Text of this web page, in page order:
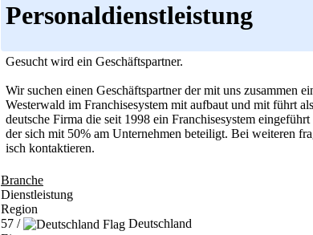
Personaldienstleistung
Gesucht wird ein Geschäftspartner.
Wir suchen einen Geschäftspartner der mit uns zusammen
Westerwald im Franchisesystem mit aufbaut und mit führt
deutsche Firma die seit 1998 ein Franchisesystem
der sich mit 50% am Unternehmen beteiligt. Bei weiteren
isch kontaktieren.
Branche
Dienstleistung
Region
57 /
Deutschland